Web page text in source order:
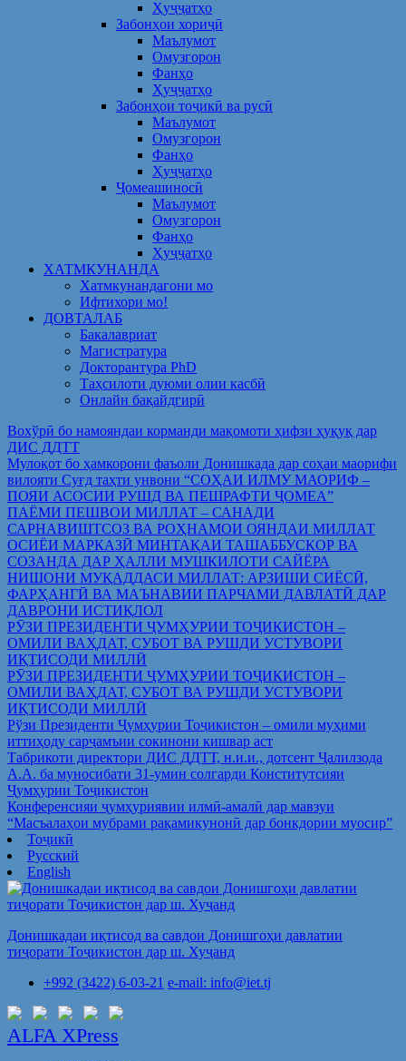
Ҳуҷҷатҳо
Забонҳои хориҷӣ
Маълумот
Омузгорон
Фанҳо
Ҳуҷҷатҳо
Забонҳои тоҷикӣ ва русӣ
Маълумот
Омузгорон
Фанҳо
Ҳуҷҷатҳо
Ҷомеашиносӣ
Маълумот
Омузгорон
Фанҳо
Ҳуҷҷатҳо
ХАТМКУНАНДА
Хатмкунандагони мо
Ифтихори мо!
ДОВТАЛАБ
Бакалавриат
Магистратура
Докторантура PhD
Таҳсилоти дуюми олии касбӣ
Онлайн бақайдгирӣ
Вохўрӣ бо намояндаи корманди мақомоти ҳифзи ҳуқуқ дар
ДИС ДДТТ
Мулоқот бо ҳамкорони фаъоли Донишкада дар соҳаи маорифи
вилояти Суғд таҳти унвони “СОҲАИ ИЛМУ МАОРИФ –
ПОЯИ АСОСИИ РУШД ВА ПЕШРАФТИ ҶОМЕА”
ПАЁМИ ПЕШВОИ МИЛЛАТ – САНАДИ
САРНАВИШТСОЗ ВА РОҲНАМОИ ОЯНДАИ МИЛЛАТ
ОСИЁИ МАРКАЗӢ МИНТАҚАИ ТАШАББУСКОР ВА
СОЗАНДА ДАР ҲАЛЛИ МУШКИЛОТИ САЙЁРА
НИШОНИ МУҚАДДАСИ МИЛЛАТ: АРЗИШИ СИЁСӢ,
ФАРҲАНГӢ ВА МАЪНАВИИ ПАРЧАМИ ДАВЛАТӢ ДАР
ДАВРОНИ ИСТИҚЛОЛ
РӮЗИ ПРЕЗИДЕНТИ ҶУМҲУРИИ ТОҶИКИСТОН –
ОМИЛИ ВАҲДАТ, СУБОТ ВА РУШДИ УСТУВОРИ
ИҚТИСОДИ МИЛЛӢ
РӮЗИ ПРЕЗИДЕНТИ ҶУМҲУРИИ ТОҶИКИСТОН –
ОМИЛИ ВАҲДАТ, СУБОТ ВА РУШДИ УСТУВОРИ
ИҚТИСОДИ МИЛЛӢ
Рўзи Президенти Ҷумҳурии Тоҷикистон – омили муҳими
иттиҳоду сарҷамъии сокинони кишвар аст
Табрикоти директори ДИС ДДТТ, н.и.и., дотсент Ҷалилзода
А.А. ба муносибати 31-умин солгарди Конститутсияи
Ҷумҳурии Тоҷикистон
Конференсияи ҷумҳуриявии илмӣ-амалӣ дар мавзуи
“Масъалаҳои мубрами рақамикунонӣ дар бонкдории муосир”
Тоҷикӣ
Русский
English
Донишкадаи иқтисод ва савдои Донишгоҳи давлатии
тиҷорати Тоҷикистон дар ш. Хуҷанд
+992 (3422) 6-03-21 e-mail: info@iet.tj
ALFA XPress